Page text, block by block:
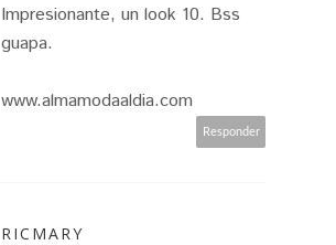
Impresionante, un look 10. Bss
guapa.
www.almamodaaldia.com
Responder
RICMARY